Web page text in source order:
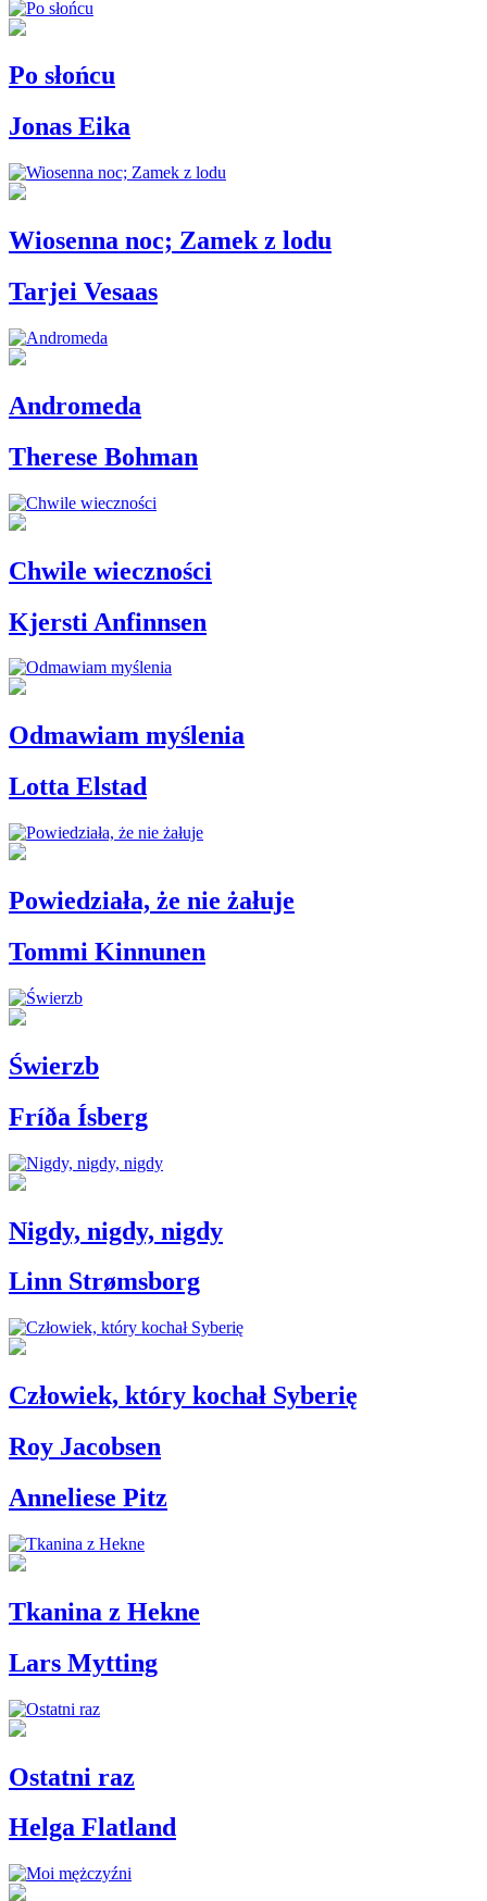
Po słońcu
Jonas Eika
Wiosenna noc; Zamek z lodu
Tarjei Vesaas
Andromeda
Therese Bohman
Chwile wieczności
Kjersti Anfinnsen
Odmawiam myślenia
Lotta Elstad
Powiedziała, że nie żałuje
Tommi Kinnunen
Świerzb
Fríða Ísberg
Nigdy, nigdy, nigdy
Linn Strømsborg
Człowiek, który kochał Syberię
Roy Jacobsen
Anneliese Pitz
Tkanina z Hekne
Lars Mytting
Ostatni raz
Helga Flatland